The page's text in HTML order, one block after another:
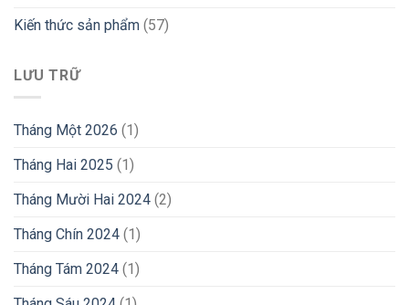
Kiến thức sản phẩm (57)
LƯU TRỮ
Tháng Một 2026 (1)
Tháng Hai 2025 (1)
Tháng Mười Hai 2024 (2)
Tháng Chín 2024 (1)
Tháng Tám 2024 (1)